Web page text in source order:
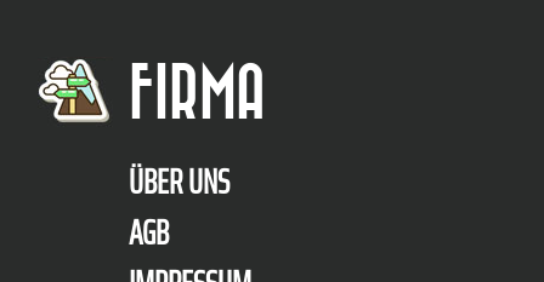
FIRMA
ÜBER UNS
AGB